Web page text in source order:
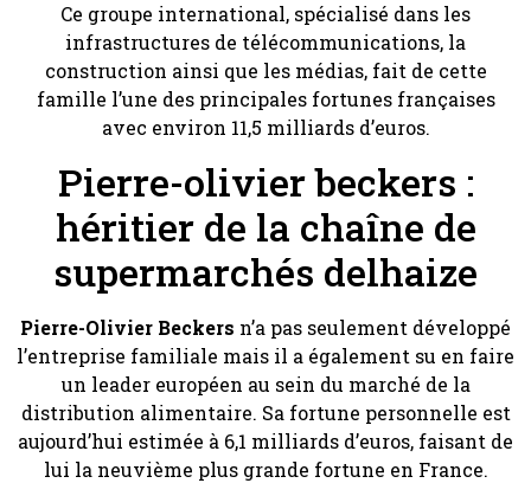
Ce groupe international, spécialisé dans les
infrastructures de télécommunications, la
construction ainsi que les médias, fait de cette
famille l’une des principales fortunes françaises
avec environ 11,5 milliards d’euros.
Pierre-olivier beckers :
héritier de la chaîne de
supermarchés delhaize
Pierre-Olivier Beckers n’a pas seulement développé
l’entreprise familiale mais il a également su en faire
un leader européen au sein du marché de la
distribution alimentaire. Sa fortune personnelle est
aujourd’hui estimée à 6,1 milliards d’euros, faisant de
lui la neuvième plus grande fortune en France.